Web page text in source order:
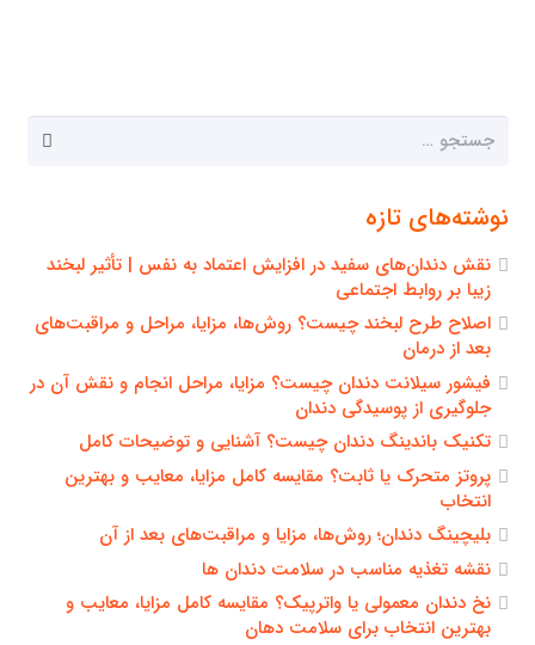
جستجو
نوشته‌های تازه
نقش دندان‌های سفید در افزایش اعتماد به نفس | تأثیر لبخند
زیبا بر روابط اجتماعی
اصلاح طرح لبخند چیست؟ روش‌ها، مزایا، مراحل و مراقبت‌های
بعد از درمان
فیشور سیلانت دندان چیست؟ مزایا، مراحل انجام و نقش آن در
جلوگیری از پوسیدگی دندان
تکنیک باندینگ دندان چیست؟ آشنایی و توضیحات کامل
پروتز متحرک یا ثابت؟ مقایسه کامل مزایا، معایب و بهترین
انتخاب
بلیچینگ دندان؛ روش‌ها، مزایا و مراقبت‌های بعد از آن
نقشه تغذیه مناسب در سلامت دندان ها
نخ دندان معمولی یا واترپیک؟ مقایسه کامل مزایا، معایب و
بهترین انتخاب برای سلامت دهان